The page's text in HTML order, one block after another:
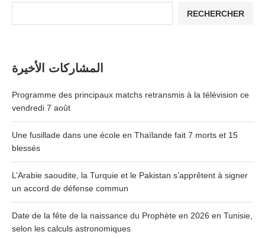
RECHERCHER
المشاركات الأخيرة
Programme des principaux matchs retransmis à la télévision ce
vendredi 7 août
Une fusillade dans une école en Thaïlande fait 7 morts et 15
blessés
L’Arabie saoudite, la Turquie et le Pakistan s’apprêtent à signer
un accord de défense commun
Date de la fête de la naissance du Prophète en 2026 en Tunisie,
selon les calculs astronomiques